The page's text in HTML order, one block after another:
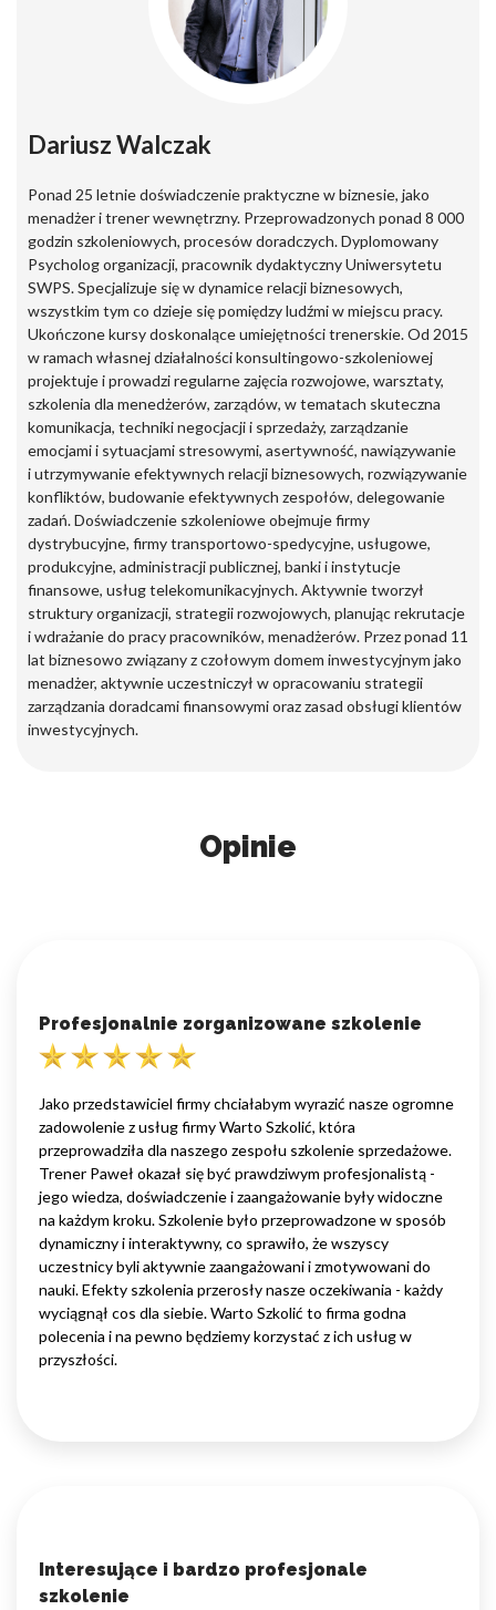
Dariusz Walczak
Ponad 25 letnie doświadczenie praktyczne w biznesie, jako
menadżer i trener wewnętrzny. Przeprowadzonych ponad 8 000
godzin szkoleniowych, procesów doradczych. Dyplomowany
Psycholog organizacji, pracownik dydaktyczny Uniwersytetu
SWPS. Specjalizuje się w dynamice relacji biznesowych,
wszystkim tym co dzieje się pomiędzy ludźmi w miejscu pracy.
Ukończone kursy doskonalące umiejętności trenerskie. Od 2015
w ramach własnej działalności konsultingowo-szkoleniowej
projektuje i prowadzi regularne zajęcia rozwojowe, warsztaty,
szkolenia dla menedżerów, zarządów, w tematach skuteczna
komunikacja, techniki negocjacji i sprzedaży, zarządzanie
emocjami i sytuacjami stresowymi, asertywność, nawiązywanie
i utrzymywanie efektywnych relacji biznesowych, rozwiązywanie
konfliktów, budowanie efektywnych zespołów, delegowanie
zadań. Doświadczenie szkoleniowe obejmuje firmy
dystrybucyjne, firmy transportowo-spedycyjne, usługowe,
produkcyjne, administracji publicznej, banki i instytucje
finansowe, usług telekomunikacyjnych. Aktywnie tworzył
struktury organizacji, strategii rozwojowych, planując rekrutacje
i wdrażanie do pracy pracowników, menadżerów. Przez ponad 11
lat biznesowo związany z czołowym domem inwestycyjnym jako
menadżer, aktywnie uczestniczył w opracowaniu strategii
zarządzania doradcami finansowymi oraz zasad obsługi klientów
inwestycyjnych.
Opinie
Profesjonalnie zorganizowane szkolenie
Jako przedstawiciel firmy chciałabym wyrazić nasze ogromne
zadowolenie z usług firmy Warto Szkolić, która
przeprowadziła dla naszego zespołu szkolenie sprzedażowe.
Trener Paweł okazał się być prawdziwym profesjonalistą -
jego wiedza, doświadczenie i zaangażowanie były widoczne
na każdym kroku. Szkolenie było przeprowadzone w sposób
dynamiczny i interaktywny, co sprawiło, że wszyscy
uczestnicy byli aktywnie zaangażowani i zmotywowani do
nauki. Efekty szkolenia przerosły nasze oczekiwania - każdy
wyciągnął cos dla siebie. Warto Szkolić to firma godna
polecenia i na pewno będziemy korzystać z ich usług w
przyszłości.
Interesujące i bardzo profesjonale
szkolenie